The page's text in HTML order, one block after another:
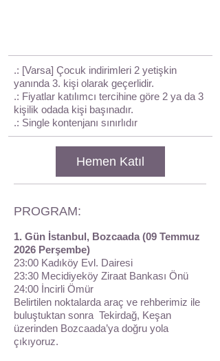
.: [Varsa] Çocuk indirimleri 2 yetişkin
yanında 3. kişi olarak geçerlidir.
.: Fiyatlar katılımcı tercihine göre 2 ya da 3
kişilik odada kişi başınadır.
.: Single kontenjanı sınırlıdır
Hemen Katıl
PROGRAM:
1. Gün İstanbul, Bozcaada (09 Temmuz
2026 Perşembe)
23:00 Kadıköy Evl. Dairesi
23:30 Mecidiyeköy Ziraat Bankası Önü
24:00 İncirli Ömür
Belirtilen noktalarda araç ve rehberimiz ile
buluştuktan sonra Tekirdağ, Keşan
üzerinden Bozcaada’ya doğru yola
çıkıyoruz.